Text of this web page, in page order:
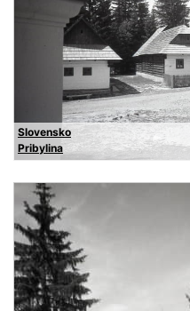
Slovensko
Pribylina